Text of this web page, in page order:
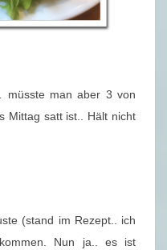
man aber 3 von
Mittag satt ist.. Hält nicht
(stand im Rezept.. ich
Nun ja.. es ist